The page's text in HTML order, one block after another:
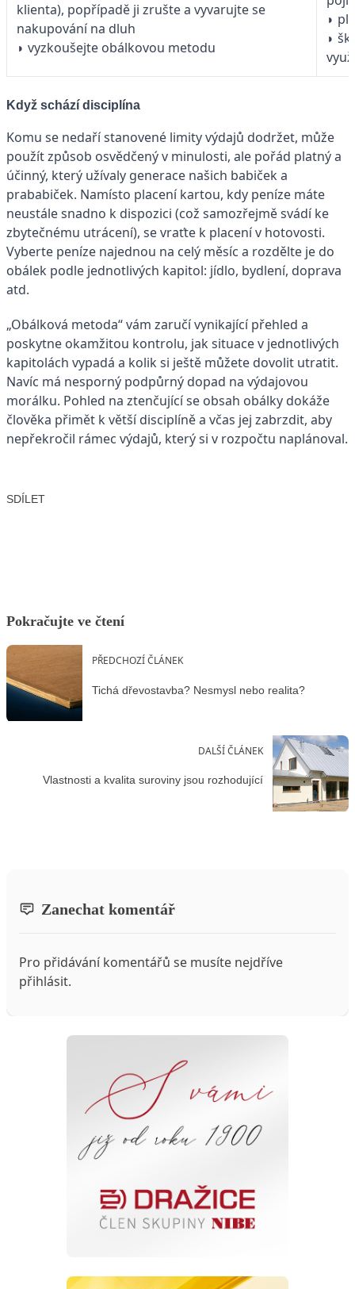
klienta), popřípadě ji zrušte a vyvarujte se
nakupování na dluh
◗ vyzkoušejte obálkovou metodu
◗
◗
Když schází disciplína
Komu se nedaří stanovené limity výdajů dodržet, může
použít způsob osvědčený v minulosti, ale pořád platný a
účinný, který užívaly generace našich babiček a
prababiček. Namísto placení kartou, kdy peníze máte
neustále snadno k dispozici (což samozřejmě svádí ke
zbytečnému utrácení), se vraťte k placení v hotovosti.
Vyberte peníze najednou na celý měsíc a rozdělte je do
obálek podle jednotlivých kapitol: jídlo, bydlení, doprava
atd.
„Obálková metoda“ vám zaručí vynikající přehled a
poskytne okamžitou kontrolu, jak situace v jednotlivých
kapitolách vypadá a kolik si ještě můžete dovolit utratit.
Navíc má nesporný podpůrný dopad na výdajovou
morálku. Pohled na ztenčující se obsah obálky dokáže
člověka přimět k větší disciplíně a včas jej zabrzdit, aby
nepřekročil rámec výdajů, který si v rozpočtu naplánoval.
SDÍLET
Pokračujte ve čtení
PŘEDCHOZÍ ČLÁNEK
Tichá dřevostavba? Nesmysl nebo realita?
DALŠÍ ČLÁNEK
Vlastnosti a kvalita suroviny jsou rozhodující
Zanechat komentář
Pro přidávání komentářů se musíte nejdříve
přihlásit.